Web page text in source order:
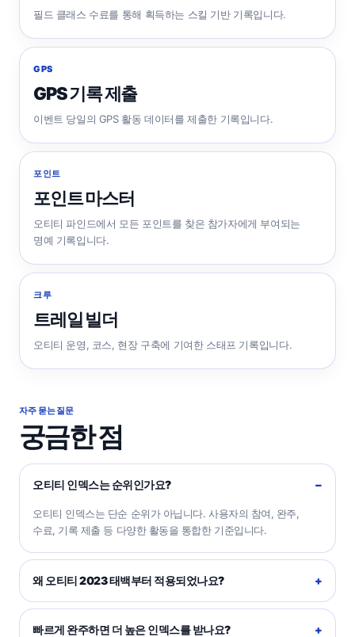
필드 클래스 수료를 통해 획득하는 스킬 기반 기록입니다.
GPS
GPS 기록 제출
이벤트 당일의 GPS 활동 데이터를 제출한 기록입니다.
포인트
포인트 마스터
오티티 파인드에서 모든 포인트를 찾은 참가자에게 부여되는
명예 기록입니다.
크루
트레일 빌더
오티티 운영, 코스, 현장 구축에 기여한 스태프 기록입니다.
자주 묻는 질문
궁금한 점
오티티 인덱스는 순위인가요?
오티티 인덱스는 단순 순위가 아닙니다. 사용자의 참여, 완주,
수료, 기록 제출 등 다양한 활동을 통합한 기준입니다.
왜 오티티 2023 태백부터 적용되었나요?
빠르게 완주하면 더 높은 인덱스를 받나요?